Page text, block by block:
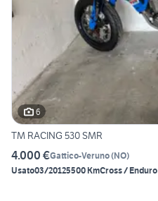
6
TM RACING 530 SMR
4.000 €Gattico-Veruno(NO)
Usato03/20125500 KmCross / Enduro